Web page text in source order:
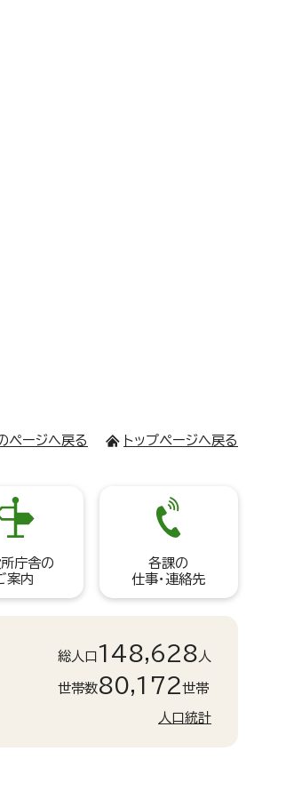
ページへ戻る トップページへ戻る
庁舎の
案内
各課の
仕事・連絡先
総人口 148,628 人
世帯数80,172世帯
人口統計